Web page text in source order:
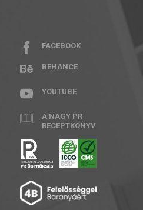
FACEBOOK
BEHANCE
YOUTUBE
A NAGY PR
RECEPTKÖNYV